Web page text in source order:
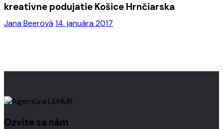
Jana Beerová14. januára 2017
kreatívne podujatie Košice Hrnčiarska
Ozvite sa nám